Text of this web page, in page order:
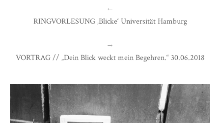
←
RINGVORLESUNG ‚Blicke‘ Universität Hamburg
→
VORTRAG // „Dein Blick weckt mein Begehren.“ 30.06.2018